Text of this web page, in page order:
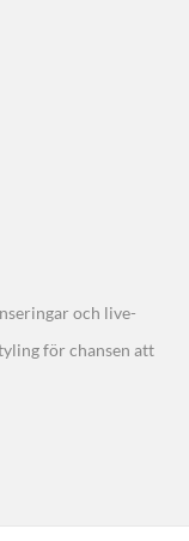
och live-
för chansen att